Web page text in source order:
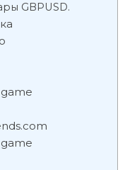
GBPUSD.